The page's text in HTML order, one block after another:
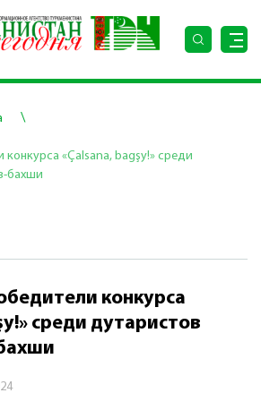
\
«Çalsana, bagşy!» среди
бахши
конкурса
среди дутаристов